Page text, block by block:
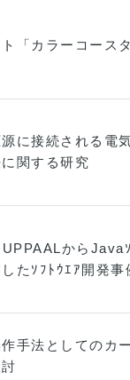
「カラーコース
に接続される電
関する研究
からJava
たｿﾌﾄｳｴｱ開発事
手法としてのカ